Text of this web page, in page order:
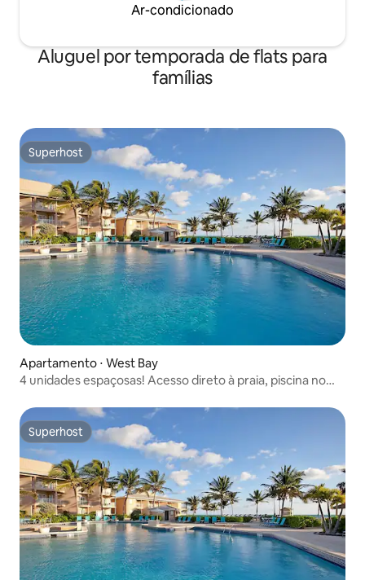
Ar-condicionado
Aluguel por temporada de flats para
famílias
Superhost
Superhost
Apartamento ⋅ West Bay
4 unidades espaçosas! Acesso direto à praia, piscina no
Superhost
Superhost